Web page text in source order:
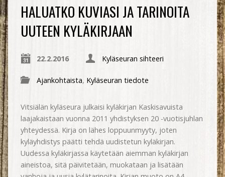
HALUATKO KUVIASI JA TARINOITA
UUTEEN KYLÄKIRJAAN
22.2.2016 Kyläseuran sihteeri
Ajankohtaista, Kyläseuran tiedote
Vitsiälän kyläseura julkaisi kyläkirjan Kaskisavuista
laajakaistaan vuonna 2011 yhdistyksen 20 -vuotisjuhlan
yhteydessä. Kirja on lähes loppuunmyyty, joten
kyläyhdistys päätti tehdä uudistetun kyläkirjan.
Uudessa kyläkirjassa käytetään aiemman kyläkirjan
aineistoa, sitä päivitetään, muokataan ja lisätään